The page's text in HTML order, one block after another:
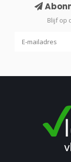
Blijf op